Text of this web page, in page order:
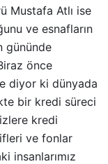
Atlı ise
ve esnafların
gününde
önce
diyor ki dünyada
bir kredi süreci
kredi
ve fonlar
insanlarımız